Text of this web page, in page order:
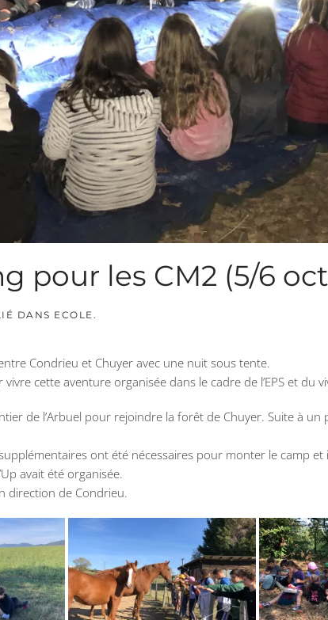
pour les CM2 (5/6
DANS ECOLE.
Condrieu et Chuyer avec une nuit sous tente.
cette aventure organisée dans le cadre de l’EPS et du
de l’Arbuel pour rejoindre la forêt de Chuyer. Suite à
ont été nécessaires pour monter le camp et
avait été organisée.
direction de Condrieu.